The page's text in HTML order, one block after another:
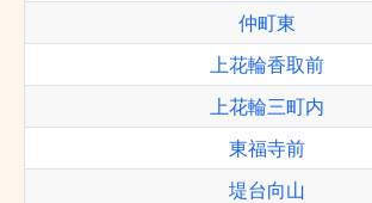
仲町東
上花輪香取前
上花輪三町内
東福寺前
堤台向山